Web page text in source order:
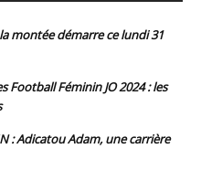
montée démarre ce lundi 31
Football Féminin JO 2024 : les
: Adicatou Adam, une carrière